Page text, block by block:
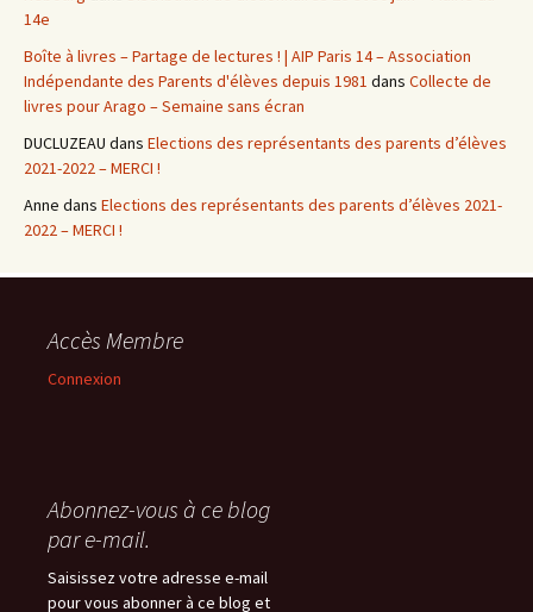
14e
Boîte à livres – Partage de lectures ! | AIP Paris 14 – Association
Indépendante des Parents d'élèves depuis 1981 dans Collecte de
livres pour Arago – Semaine sans écran
DUCLUZEAU dans Elections des représentants des parents d’élèves
2021-2022 – MERCI !
Anne dans Elections des représentants des parents d’élèves 2021-
2022 – MERCI !
Accès Membre
Connexion
Abonnez-vous à ce blog
par e-mail.
Saisissez votre adresse e-mail
pour vous abonner à ce blog et